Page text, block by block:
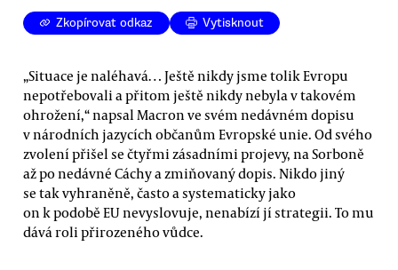
Zkopírovat odkaz Vytisknout
„Situace je naléhavá… Ještě nikdy jsme tolik Evropu
nepotřebovali a přitom ještě nikdy nebyla v takovém
ohrožení,“ napsal Macron ve svém nedávném dopisu
v národních jazycích občanům Evropské unie. Od svého
zvolení přišel se čtyřmi zásadními projevy, na Sorboně
až po nedávné Cáchy a zmiňovaný dopis. Nikdo jiný
se tak vyhraněně, často a systematicky jako
on k podobě EU nevyslovuje, nenabízí jí strategii. To mu
dává roli přirozeného vůdce.